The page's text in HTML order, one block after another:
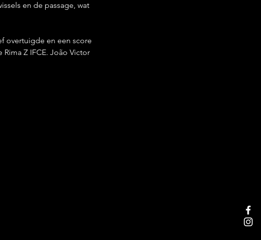
en de passage, wat
overtuigde en een score
Rima Z IFCE. João Victor